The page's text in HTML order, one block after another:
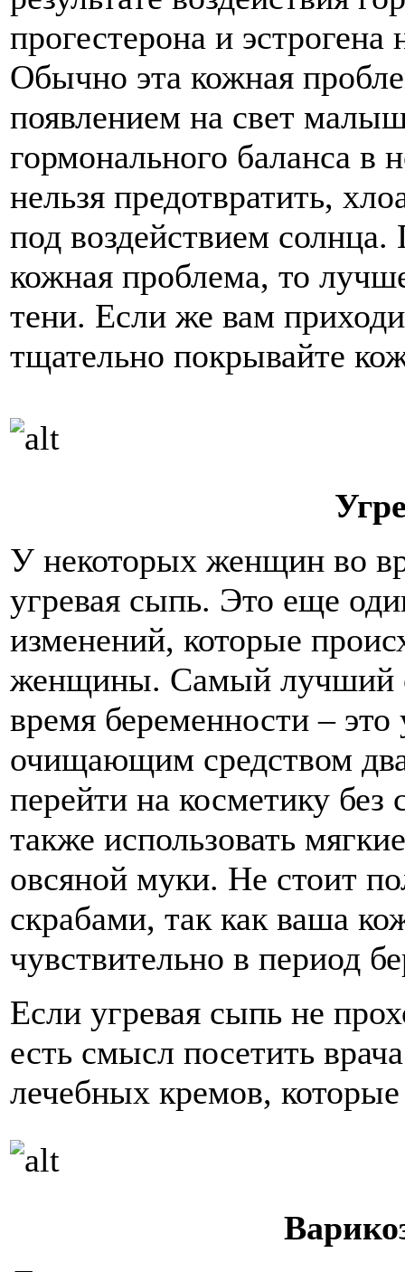
прогестерона и
Обычно эта кожная
появлением на свет
гормонального баланса в
нельзя предотвратить,
под воздействием солнца.
кожная проблема, то
тени. Если же вам
тщательно покрывайте
У некоторых женщин во
угревая сыпь. Это еще
изменений, которые
женщины. Самый лучший
время беременности –
очищающим средством
перейти на косметику
также использовать
овсяной муки. Не стоит
скрабами, так как ваша
чувствительно в период
Если угревая сыпь не
есть смысл посетить
лечебных кремов,